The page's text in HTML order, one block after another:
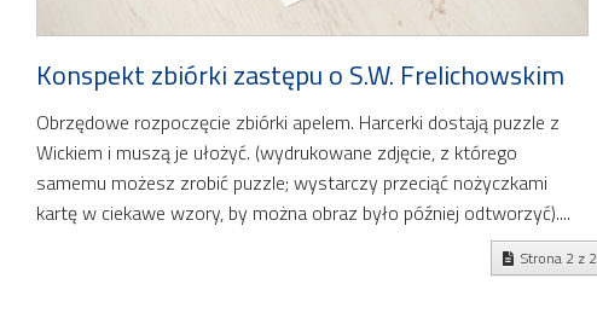
Konspekt zbiórki zastępu o S.W. Frelichowskim
Obrzędowe rozpoczęcie zbiórki apelem. Harcerki dostają puzzle z
Wickiem i muszą je ułożyć. (wydrukowane zdjęcie, z którego
samemu możesz zrobić puzzle; wystarczy przeciąć nożyczkami
kartę w ciekawe wzory, by można obraz było później odtworzyć)....
Strona 2 z 2